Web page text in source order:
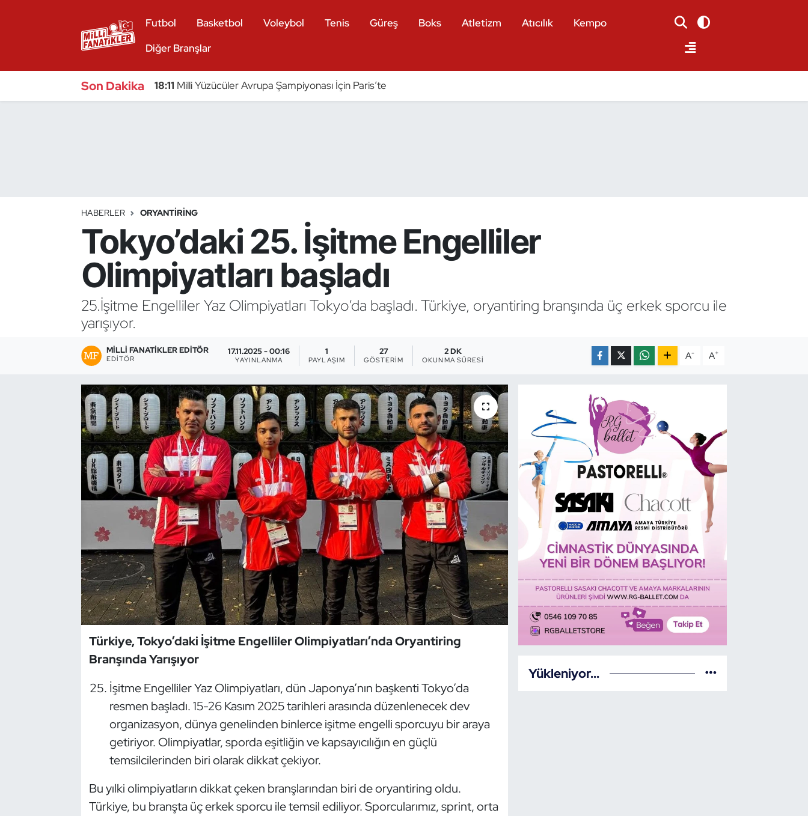
Futbol Basketbol Voleybol Tenis Güreş Boks Atletizm Atıcılık
Kempo
Diğer Branşlar
Son Dakika 18:11 Milli Yüzücüler Avrupa Şampiyonası İçin Paris’te
HABERLER ORYANTIRING
Tokyo’daki 25. İşitme Engelliler
Olimpiyatları başladı
25.İşitme Engelliler Yaz Olimpiyatları Tokyo’da başladı. Türkiye, oryantiring branşında üç erkek sporcu ile
yarışıyor.
MILLI FANATIKLER EDITÖR
EDITÖR
17.11.2025 - 00:16
YAYINLANMA
1
PAYLAŞIM
27
GÖSTERIM
2 DK
OKUNMA SÜRESI A- A+
Türkiye, Tokyo’daki İşitme Engelliler Olimpiyatları’nda Oryantiring
Branşında Yarışıyor
İşitme Engelliler Yaz Olimpiyatları, dün Japonya’nın başkenti Tokyo’da
resmen başladı. 15-26 Kasım 2025 tarihleri arasında düzenlenecek dev
organizasyon, dünya genelinden binlerce işitme engelli sporcuyu bir araya
getiriyor. Olimpiyatlar, sporda eşitliğin ve kapsayıcılığın en güçlü
temsilcilerinden biri olarak dikkat çekiyor.
Bu yılki olimpiyatların dikkat çeken branşlarından biri de oryantiring oldu.
Türkiye, bu branşta üç erkek sporcu ile temsil ediliyor. Sporcularımız, sprint, orta
Yükleniyor...
Bocce Bowling Dart
Buz Hokeyi
Buz Pateni
Çim Hokeyi
Cimnastik
Dans Sporları
Dövüş Sanatı